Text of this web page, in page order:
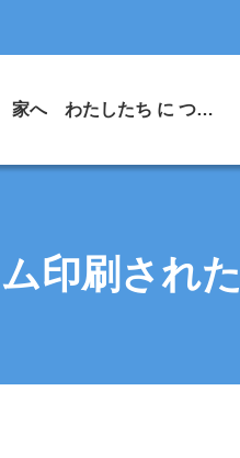
家へ わたしたち に つい て
印刷され